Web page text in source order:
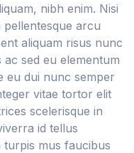
nibh enim. Nisi
pellentesque arcu
aliquam risus nunc
sed eu elementum
eu dui nunc semper
vitae tortor elit
scelerisque in
id tellus
mus faucibus